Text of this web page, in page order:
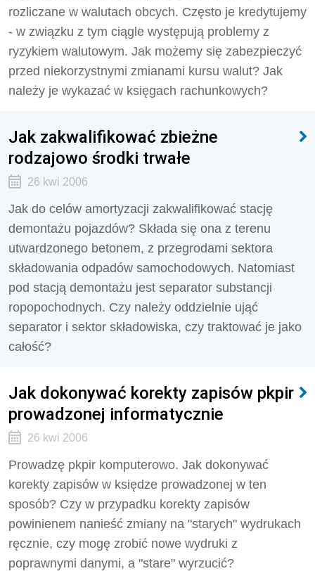
rozliczane w walutach obcych. Często je kredytujemy
- w związku z tym ciągle występują problemy z
ryzykiem walutowym. Jak możemy się zabezpieczyć
przed niekorzystnymi zmianami kursu walut? Jak
należy je wykazać w księgach rachunkowych?
Jak zakwalifikować zbieżne
rodzajowo środki trwałe
26 kwi 2006
Jak do celów amortyzacji zakwalifikować stację
demontażu pojazdów? Składa się ona z terenu
utwardzonego betonem, z przegrodami sektora
składowania odpadów samochodowych. Natomiast
pod stacją demontażu jest separator substancji
ropopochodnych. Czy należy oddzielnie ująć
separator i sektor składowiska, czy traktować je jako
całość?
Jak dokonywać korekty zapisów pkpir
prowadzonej informatycznie
26 kwi 2006
Prowadzę pkpir komputerowo. Jak dokonywać
korekty zapisów w księdze prowadzonej w ten
sposób? Czy w przypadku korekty zapisów
powinienem nanieść zmiany na "starych" wydrukach
ręcznie, czy mogę zrobić nowe wydruki z
poprawnymi danymi, a "stare" wyrzucić?